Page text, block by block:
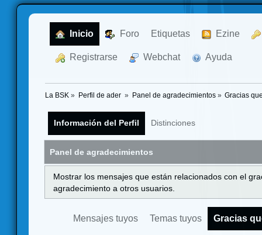
Inicio Foro Etiquetas Ezine
Registrarse Webchat Ayuda
La BSK » Perfil de ader » Panel de agradecimientos» Gracias
Información del Perfil Distinciones
Panel de agradecimientos
Mostrar los mensajes que están relacionados con el
agradecimiento a otros usuarios.
Mensajes tuyos Temas tuyos Gracias